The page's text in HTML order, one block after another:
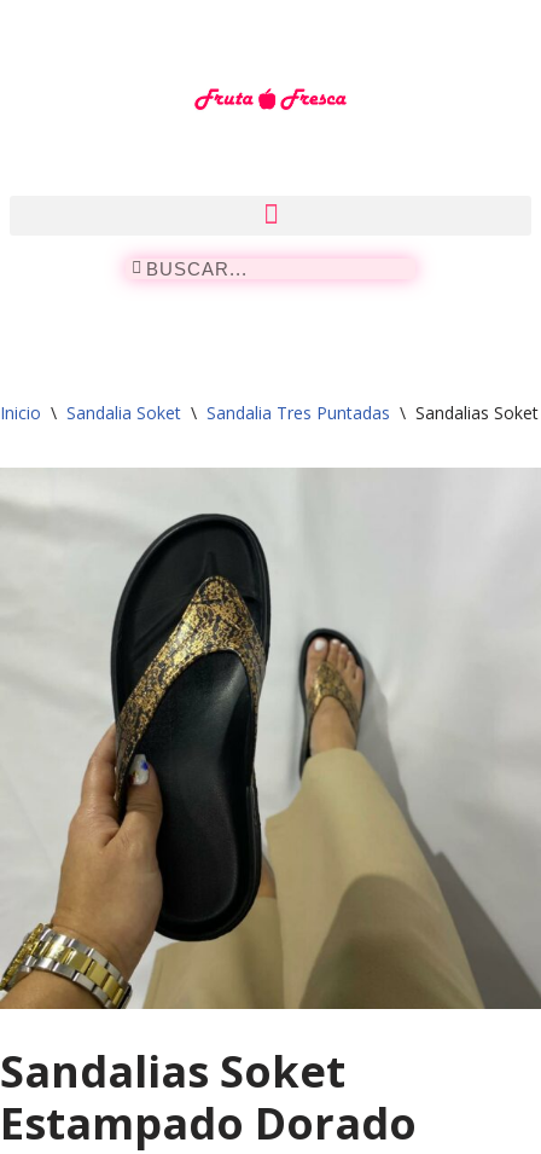
Inicio \ Sandalia Soket \ Sandalia Tres Puntadas \ Sandalias
Sandalias Soket
Estampado Dorado